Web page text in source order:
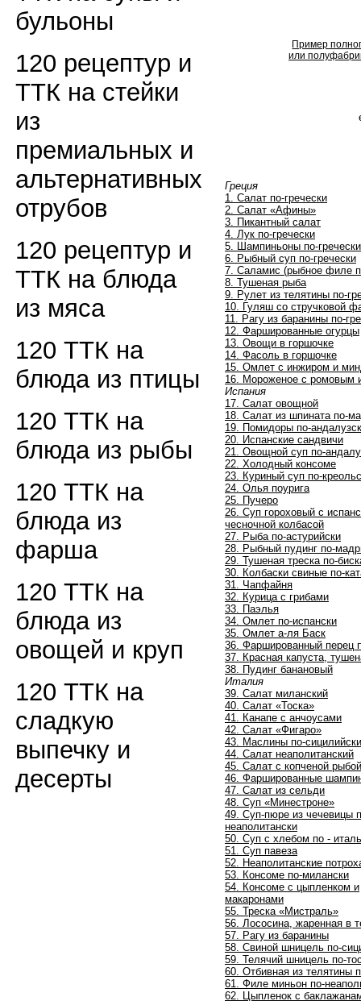
бульоны
120 рецептур и
ТТК на стейки
из
премиальных и
альтернативных
отрубов
120 рецептур и
ТТК на блюда
из мяса
120 ТТК на
блюда из птицы
120 ТТК на
блюда из рыбы
120 ТТК на
блюда из
фарша
120 ТТК на
блюда из
овощей и круп
120 ТТК на
сладкую
выпечку и
десерты
Пример
или
Греция
1. Салат по-гречески
2. Салат «Афины»
3. Пикантный салат
4. Лук по-гречески
5. Шампиньоны по-гречески
6. Рыбный суп по-гречески
7. Саламис (рыбное филе
8. Тушеная рыба
9. Рулет из телятины по-
10. Гуляш со стручковой
11. Рагу из баранины по-
12. Фаршированные огурцы
13. Овощи в горшочке
14. Фасоль в горшочке
15. Омлет с инжиром и
16. Мороженое с ромовым
Испания
17. Салат овощной
18. Салат из шпината по-
19. Помидоры по-
20. Испанские сандвичи
21. Овощной суп по-
22. Холодный консоме
23. Куриный суп по-
24. Олья поурига
25. Пучеро
26. Суп гороховый с
чесночной колбасой
27. Рыба по-астурийски
28. Рыбный пудинг по-
29. Тушеная треска по-
30. Колбаски свиные по-
31. Чапфайня
32. Курица с грибами
33. Паэлья
34. Омлет по-испански
35. Омлет а-ля Баск
36. Фаршированный перец
37. Красная капуста,
38. Пудинг банановый
Италия
39. Салат миланский
40. Салат «Тоска»
41. Канапе с анчоусами
42. Салат «Фигаро»
43. Маслины по-сицилийски
44. Салат неаполитанский
45. Салат с копченой рыбой
46. Фаршированные
47. Салат из сельди
48. Суп «Минестроне»
49. Суп-пюре из чечевицы
неаполитански
50. Суп с хлебом по -
51. Суп павеза
52. Неаполитанские
53. Консоме по-милански
54. Консоме с цыпленком и
макаронами
55. Треска «Мистраль»
56. Лососина, жаренная в
57. Рагу из баранины
58. Свиной шницель по-
59. Телячий шницель по-
60. Отбивная из телятины
61. Филе миньон по-
62. Цыпленок с